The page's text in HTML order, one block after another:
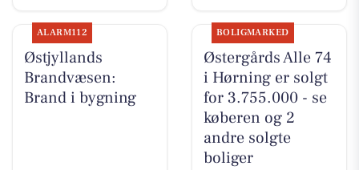
ALARM112
Østjyllands
Brandvæsen:
Brand i bygning
BOLIGMARKED
Østergårds Alle 74
i Hørning er solgt
for 3.755.000 - se
køberen og 2
andre solgte
boliger